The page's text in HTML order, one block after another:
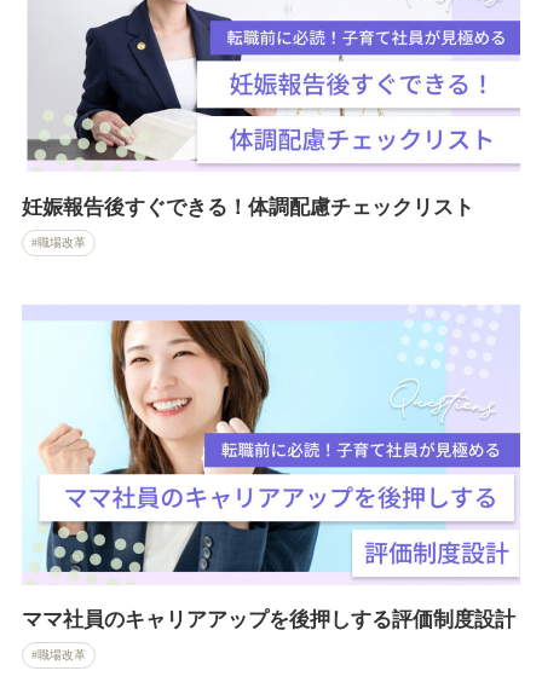
妊娠報告後すぐできる！体調配慮チェックリスト
職場改革
ママ社員のキャリアアップを後押しする評価制度設計
職場改革